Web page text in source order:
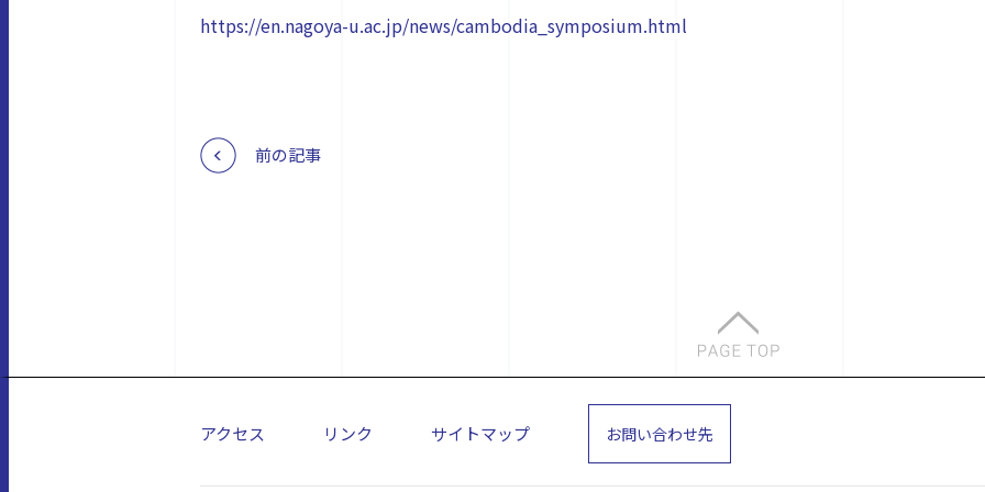
https://en.nagoya-u.ac.jp/news/cambodia_symposium.html
前の記事
アクセス リンク サイトマップ お問い合わせ先